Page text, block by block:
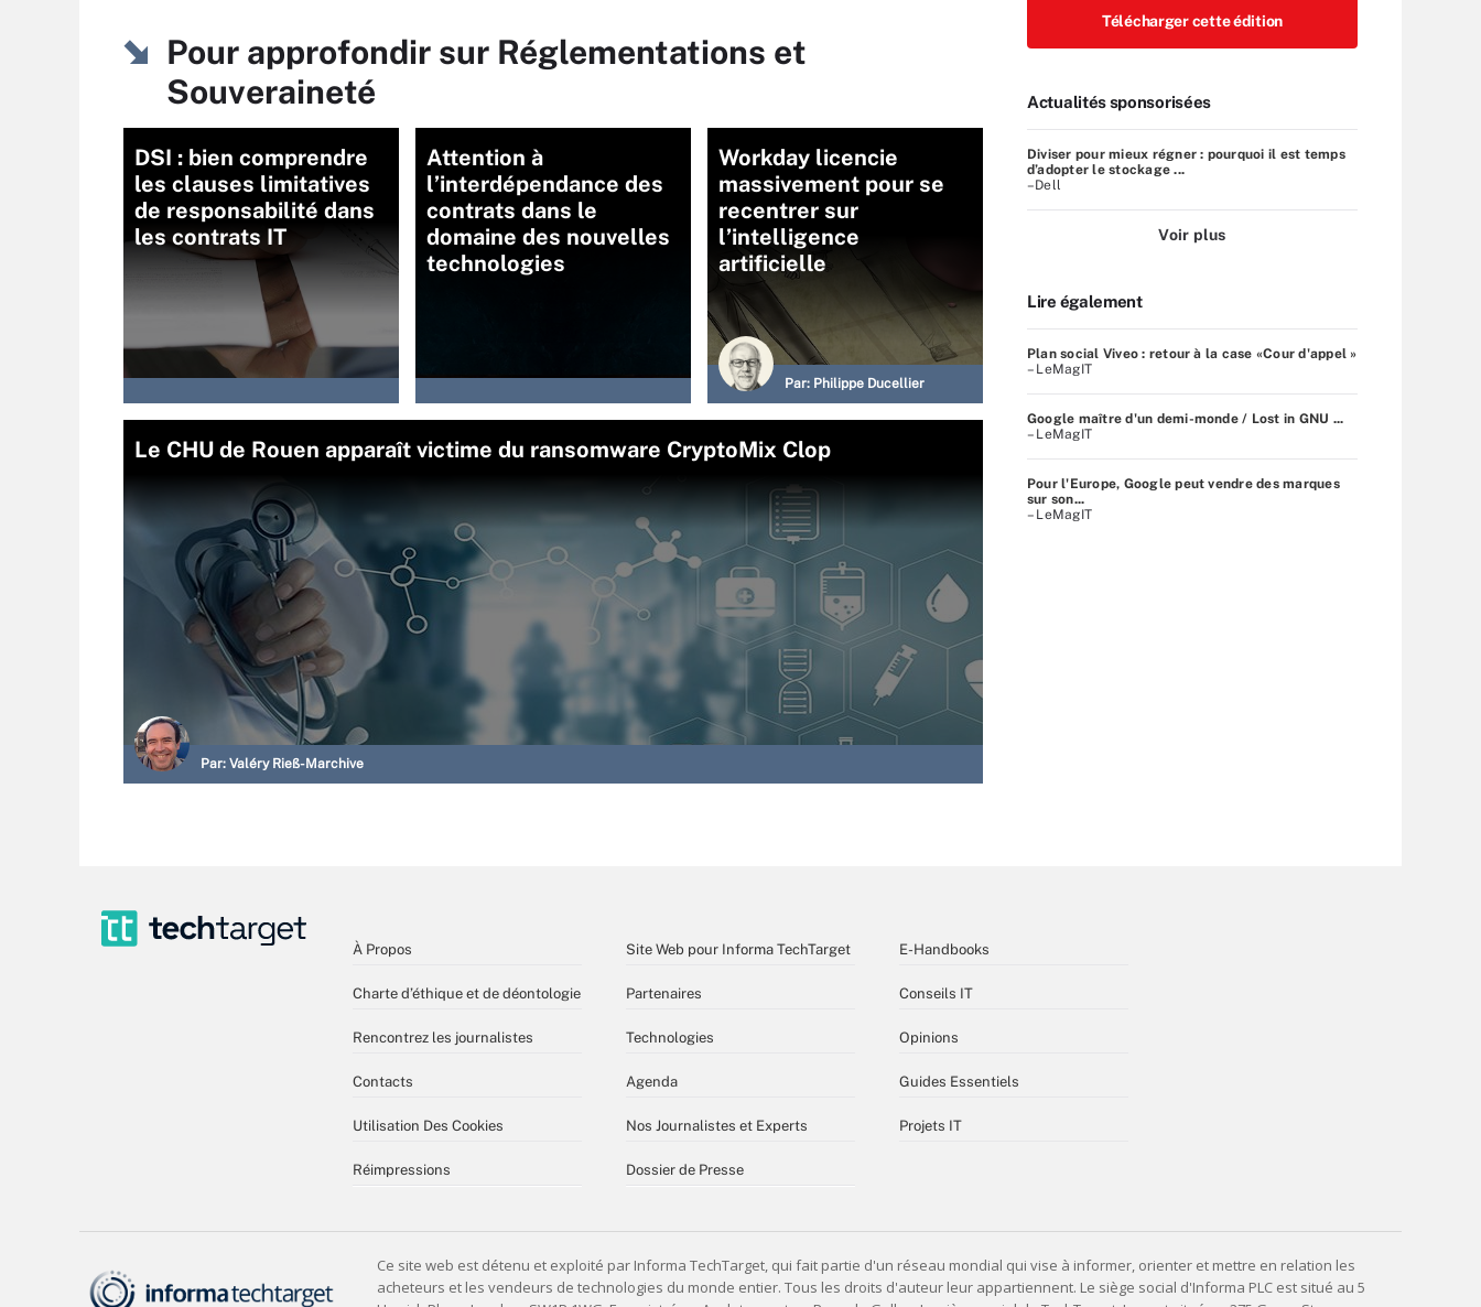
Pour approfondir sur Réglementations et
Souveraineté
DSI : bien comprendre
les clauses limitatives
de responsabilité dans
les contrats IT
Attention à
l’interdépendance des
contrats dans le
domaine des nouvelles
technologies
Workday licencie
massivement pour se
recentrer sur
l’intelligence
artificielle
Par: Philippe Ducellier
Le CHU de Rouen apparaît victime du ransomware CryptoMix Clop
Par: Valéry Rieß-Marchive
Télécharger cette édition
Actualités sponsorisées
Diviser pour mieux régner : pourquoi il est temps
d’adopter le stockage ...
–Dell
Voir plus
Lire également
Plan social Viveo : retour à la case «Cour d'appel »
– LeMagIT
Google maître d'un demi-monde / Lost in GNU ...
– LeMagIT
Pour l'Europe, Google peut vendre des marques
sur son...
– LeMagIT
À Propos
Charte d’éthique et de déontologie
Rencontrez les journalistes
Contacts
Utilisation Des Cookies
Réimpressions
Site Web pour Informa TechTarget
Partenaires
Technologies
Agenda
Nos Journalistes et Experts
Dossier de Presse
E-Handbooks
Conseils IT
Opinions
Guides Essentiels
Projets IT